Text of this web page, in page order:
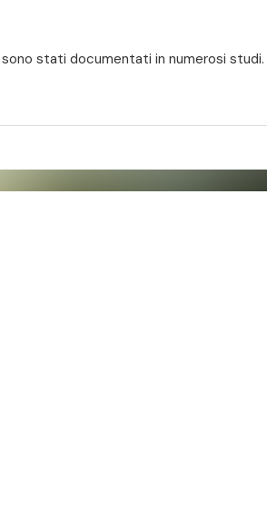
stati documentati in numerosi
a sostenere un'alimentazione
6 e omega-9 sulla
e/o polinsaturi nella dieta aiuta a
Omega-9 favoriscono anche il